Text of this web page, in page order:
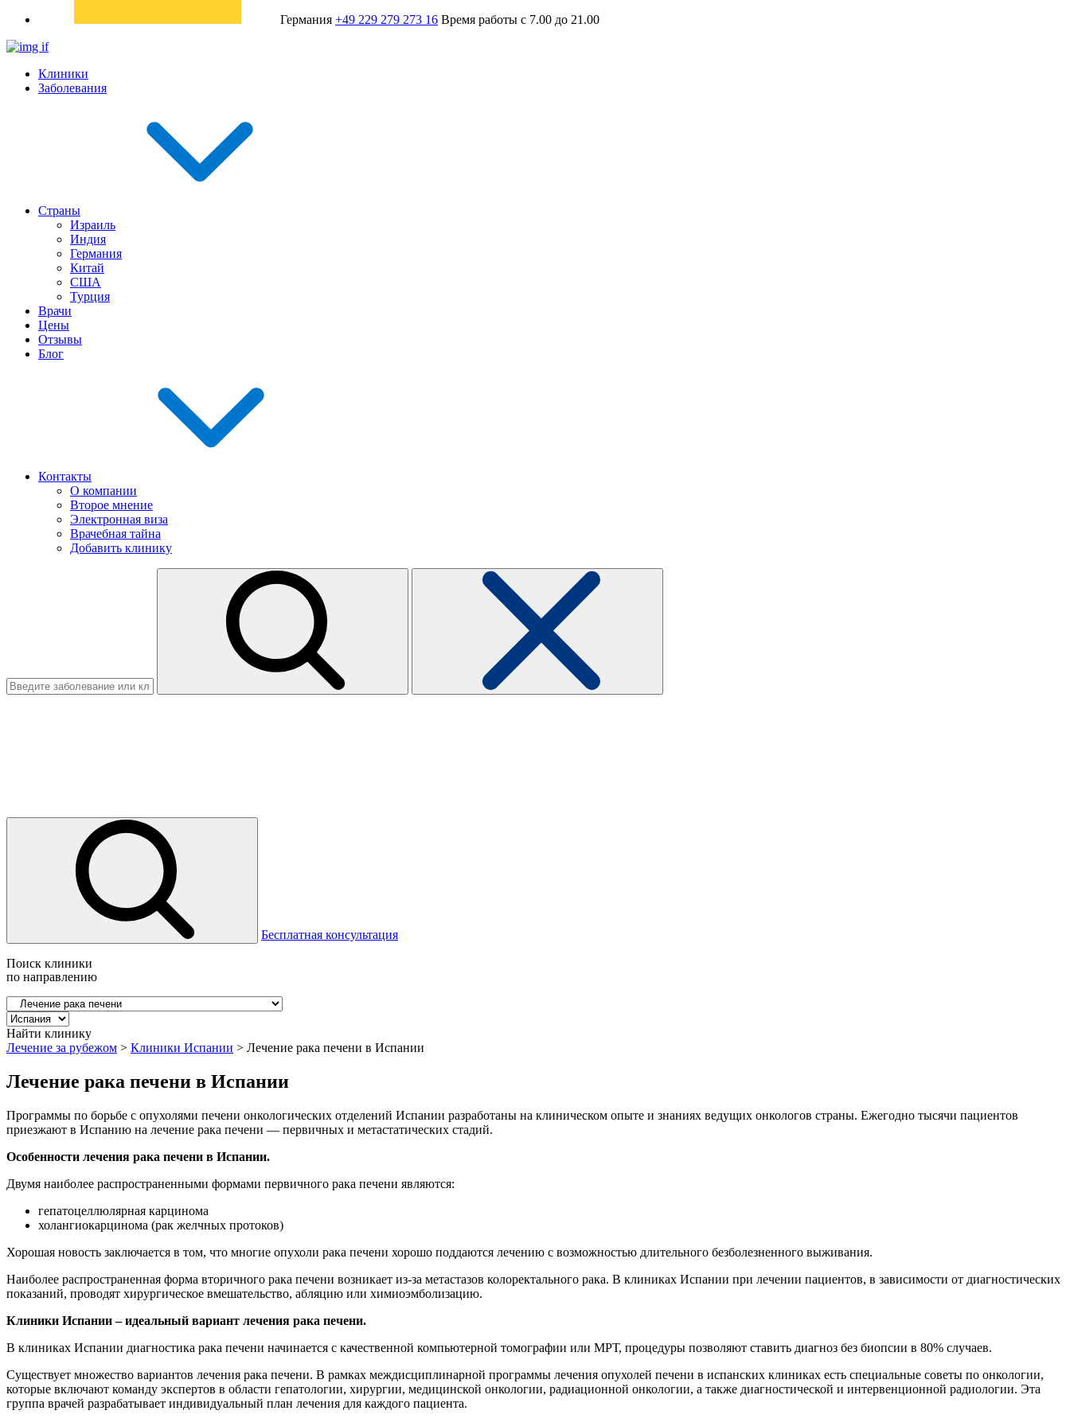
Германия +49 229 279 273 16 Время работы с 7.00 до 21.00
Клиники
Заболевания
Страны
Израиль
Индия
Германия
Китай
США
Турция
Врачи
Цены
Отзывы
Блог
Контакты
О компании
Второе мнение
Электронная виза
Врачебная тайна
Добавить клинику
Бесплатная консультация
Поиск клиники
по направлению
Найти клинику
Лечение за рубежом > Клиники Испании > Лечение рака печени в Испании
Лечение рака печени в Испании
Программы по борьбе с опухолями печени онкологических отделений Испании разработаны на клиническом опыте и знаниях ведущих онкологов страны. Ежегодно тысячи пациентов
приезжают в Испанию на лечение рака печени — первичных и метастатических стадий.
Особенности лечения рака печени в Испании.
Двумя наиболее распространенными формами первичного рака печени являются:
гепатоцеллюлярная карцинома
холангиокарцинома (рак желчных протоков)
Хорошая новость заключается в том, что многие опухоли рака печени хорошо поддаются лечению с возможностью длительного безболезненного выживания.
Наиболее распространенная форма вторичного рака печени возникает из-за метастазов колоректального рака. В клиниках Испании при лечении пациентов, в зависимости от диагностических
показаний, проводят хирургическое вмешательство, абляцию или химиоэмболизацию.
Клиники Испании – идеальный вариант лечения рака печени.
В клиниках Испании диагностика рака печени начинается с качественной компьютерной томографии или МРТ, процедуры позволяют ставить диагноз без биопсии в 80% случаев.
Существует множество вариантов лечения рака печени. В рамках междисциплинарной программы лечения опухолей печени в испанских клиниках есть специальные советы по онкологии,
которые включают команду экспертов в области гепатологии, хирургии, медицинской онкологии, радиационной онкологии, а также диагностической и интервенционной радиологии. Эта
группа врачей разрабатывает индивидуальный план лечения для каждого пациента.